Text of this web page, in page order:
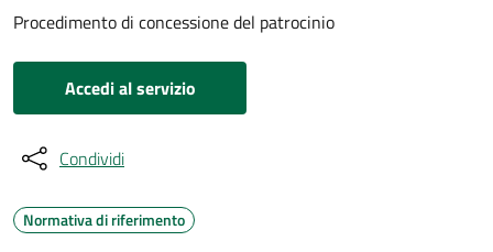
Procedimento di concessione del patrocinio
Accedi al servizio
Condividi
Normativa di riferimento